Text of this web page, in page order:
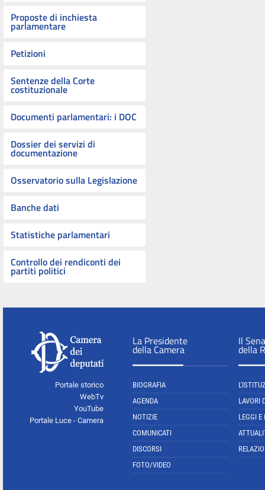
Proposte di inchiesta
parlamentare
Petizioni
Sentenze della Corte
costituzionale
Documenti parlamentari: i DOC
Dossier dei servizi di
documentazione
Osservatorio sulla Legislazione
Banche dati
Statistiche parlamentari
Controllo dei rendiconti dei
partiti politici
Portale storico
WebTv
YouTube
Portale Luce - Camera
La Presidente
della Camera
BIOGRAFIA
AGENDA
NOTIZIE
COMUNICATI
DISCORSI
FOTO/VIDEO
Il
della
LAVORI
LEGGI E